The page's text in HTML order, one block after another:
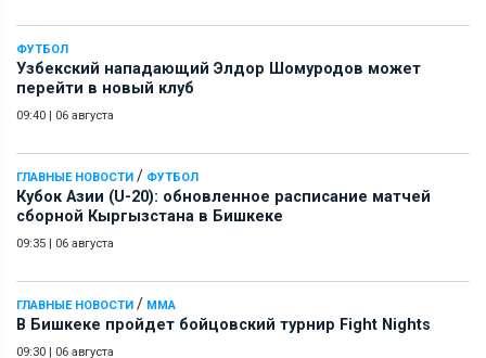
ФУТБОЛ
Узбекский нападающий Элдор Шомуродов может
перейти в новый клуб
09:40 | 06 августа
ГЛАВНЫЕ НОВОСТИ / ФУТБОЛ
Кубок Азии (U-20): обновленное расписание матчей
сборной Кыргызстана в Бишкеке
09:35 | 06 августа
ГЛАВНЫЕ НОВОСТИ / ММА
В Бишкеке пройдет бойцовский турнир Fight Nights
09:30 | 06 августа